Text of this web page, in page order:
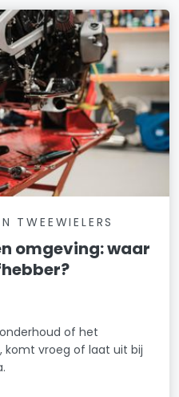
TWEEWIELERS
omgeving: waar
of het
komt vroeg of laat uit bij